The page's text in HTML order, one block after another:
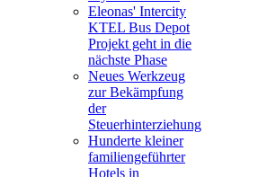
Eleonas' Intercity
KTEL Bus Depot
Projekt geht in die
nächste Phase
Neues Werkzeug
zur Bekämpfung
der
Steuerhinterziehung
Hunderte kleiner
familiengeführter
Hotels in